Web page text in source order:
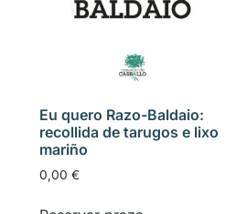
Eu quero Razo-Baldaio:
recollida de tarugos e lixo
mariño
0,00 €